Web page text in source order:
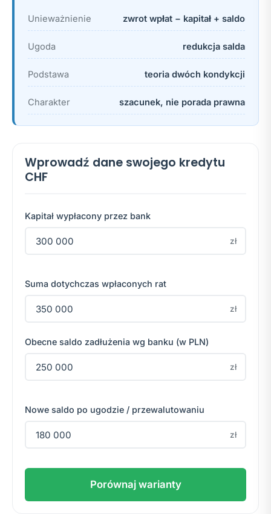
Unieważnienie zwrot wpłat − kapitał + saldo
Ugoda redukcja salda
Podstawa teoria dwóch kondykcji
Charakter szacunek, nie porada prawna
Wprowadź dane swojego kredytu
CHF
Kapitał wypłacony przez bank
zł
Suma dotychczas wpłaconych rat
zł
Obecne saldo zadłużenia wg banku (w PLN)
zł
Nowe saldo po ugodzie / przewalutowaniu
zł
Porównaj warianty